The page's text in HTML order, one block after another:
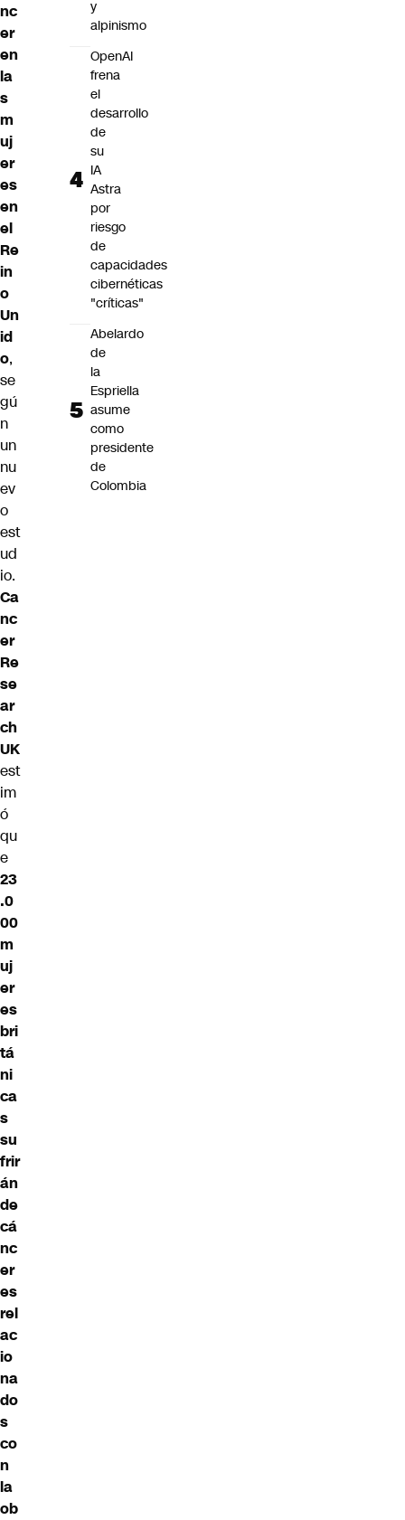
nc
er
en
la
s
m
uj
er
es
en
el
Re
in
o
Un
id
o,
se
gú
n
un
nu
ev
o
est
ud
io.
Ca
nc
er
Re
se
ar
ch
UK
est
im
ó
qu
e
23
.0
00
m
uj
er
es
bri
tá
ni
ca
s
su
frir
án
de
cá
nc
er
es
rel
ac
io
na
do
s
co
n
la
ob
y
alpinismo
OpenAI
frena
el
desarrollo
de
su
IA
Astra
por
riesgo
de
capacidades
cibernéticas
"críticas"
Abelardo
de
la
Espriella
asume
como
presidente
de
Colombia